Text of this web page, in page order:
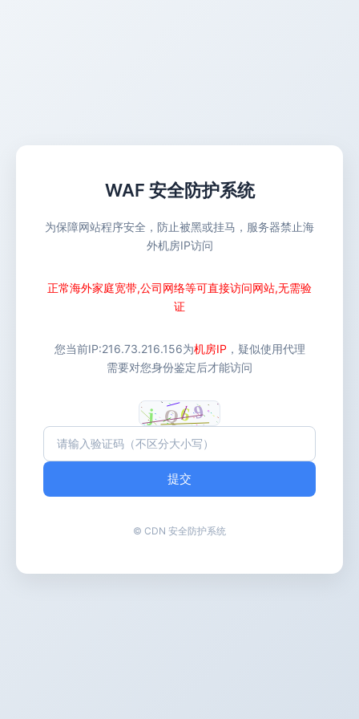
WAF 安全防护系统
为保障网站程序安全，防止被黑或挂马，服务器禁止海
外机房IP访问
正常海外家庭宽带,公司网络等可直接访问网站,无需验
证
您当前IP:216.73.216.156为机房IP ，疑似使用代理
需要对您身份鉴定后才能访问
提交
© CDN 安全防护系统